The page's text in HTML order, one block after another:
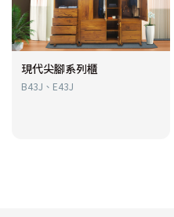
現代尖腳系列櫃
B43J、E43J